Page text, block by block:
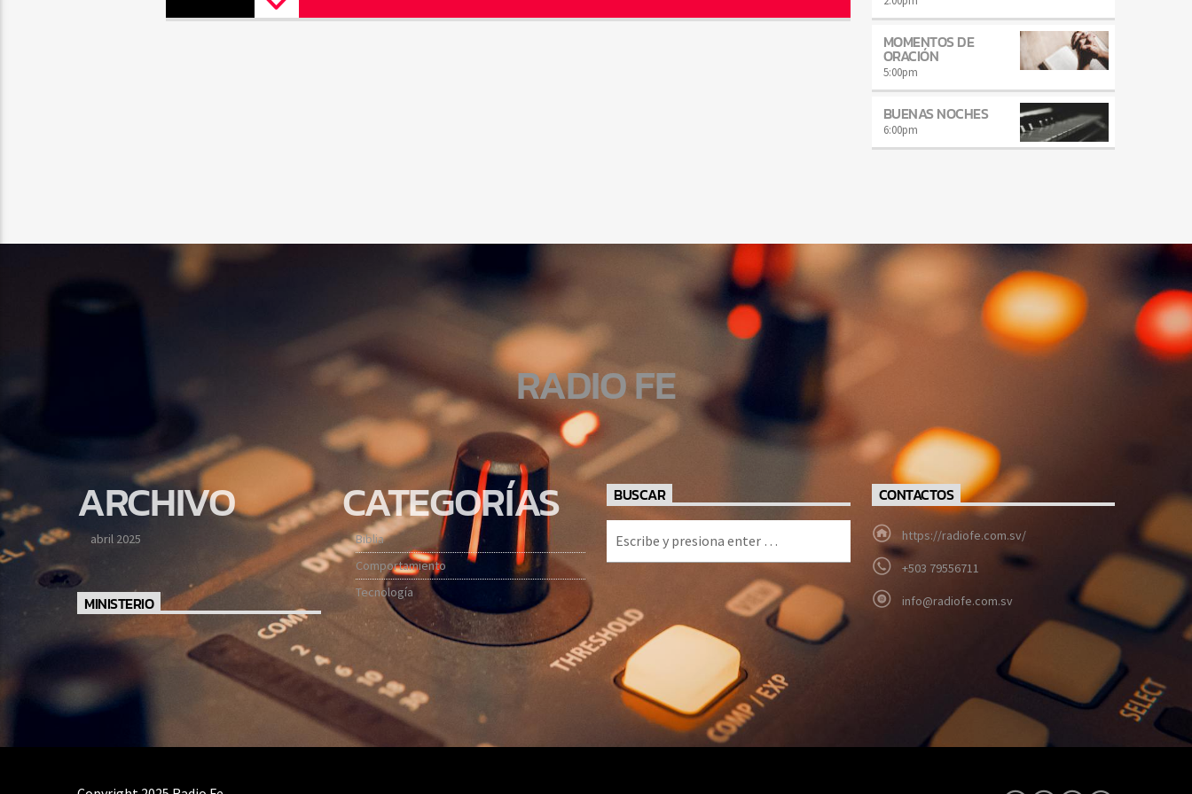
MOMENTOS DE
ORACIÓN
5:00pm
BUENAS NOCHES
6:00pm
RADIO FE
ARCHIVO
abril 2025
CATEGORÍAS
Biblia
Comportamiento
Tecnología
BUSCAR CONTACTOS
https://radiofe.com.sv/
+503 79556711
info@radiofe.com.sv
MINISTERIO